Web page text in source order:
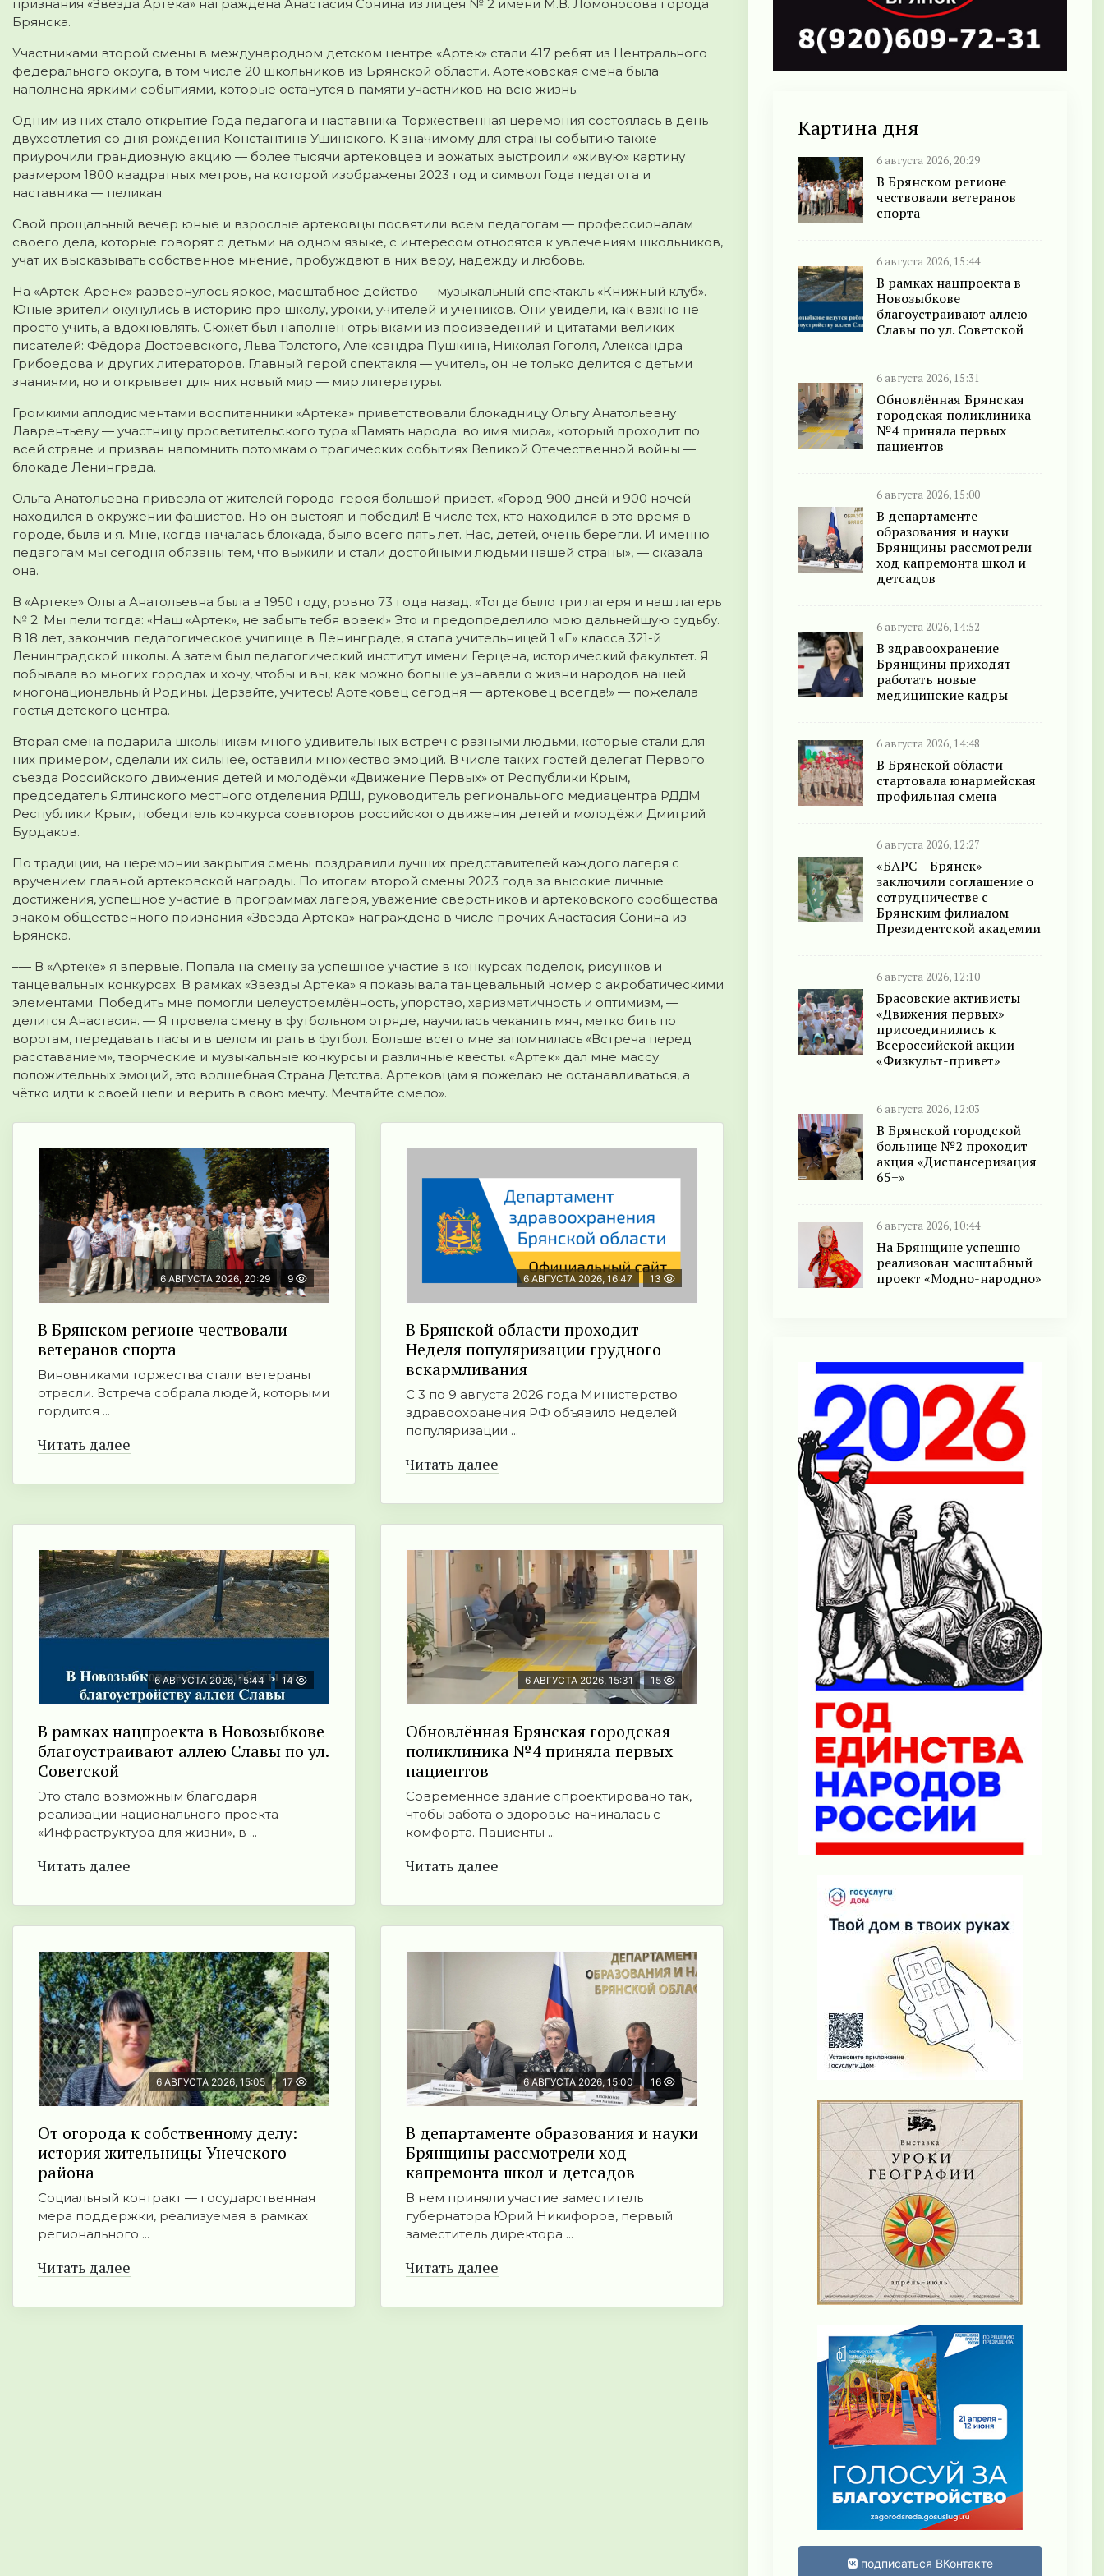
признания «Звезда Артека» награждена Анастасия Сонина из лицея № 2 имени М.В. Ломоносова города
Брянска.
Участниками второй смены в международном детском центре «Артек» стали 417 ребят из Центрального
федерального округа, в том числе 20 школьников из Брянской области. Артековская смена была
наполнена яркими событиями, которые останутся в памяти участников на всю жизнь.
Одним из них стало открытие Года педагога и наставника. Торжественная церемония состоялась в день
двухсотлетия со дня рождения Константина Ушинского. К значимому для страны событию также
приурочили грандиозную акцию — более тысячи артековцев и вожатых выстроили «живую» картину
размером 1800 квадратных метров, на которой изображены 2023 год и символ Года педагога и
наставника — пеликан.
Свой прощальный вечер юные и взрослые артековцы посвятили всем педагогам — профессионалам
своего дела, которые говорят с детьми на одном языке, с интересом относятся к увлечениям школьников,
учат их высказывать собственное мнение, пробуждают в них веру, надежду и любовь.
На «Артек-Арене» развернулось яркое, масштабное действо — музыкальный спектакль «Книжный клуб».
Юные зрители окунулись в историю про школу, уроки, учителей и учеников. Они увидели, как важно не
просто учить, а вдохновлять. Сюжет был наполнен отрывками из произведений и цитатами великих
писателей: Фёдора Достоевского, Льва Толстого, Александра Пушкина, Николая Гоголя, Александра
Грибоедова и других литераторов. Главный герой спектакля — учитель, он не только делится с детьми
знаниями, но и открывает для них новый мир — мир литературы.
Громкими аплодисментами воспитанники «Артека» приветствовали блокадницу Ольгу Анатольевну
Лаврентьеву — участницу просветительского тура «Память народа: во имя мира», который проходит по
всей стране и призван напомнить потомкам о трагических событиях Великой Отечественной войны —
блокаде Ленинграда.
Ольга Анатольевна привезла от жителей города-героя большой привет. «Город 900 дней и 900 ночей
находился в окружении фашистов. Но он выстоял и победил! В числе тех, кто находился в это время в
городе, была и я. Мне, когда началась блокада, было всего пять лет. Нас, детей, очень берегли. И именно
педагогам мы сегодня обязаны тем, что выжили и стали достойными людьми нашей страны», — сказала
она.
В «Артеке» Ольга Анатольевна была в 1950 году, ровно 73 года назад. «Тогда было три лагеря и наш лагерь
№ 2. Мы пели тогда: «Наш «Артек», не забыть тебя вовек!» Это и предопределило мою дальнейшую судьбу.
В 18 лет, закончив педагогическое училище в Ленинграде, я стала учительницей 1 «Г» класса 321-й
Ленинградской школы. А затем был педагогический институт имени Герцена, исторический факультет. Я
побывала во многих городах и хочу, чтобы и вы, как можно больше узнавали о жизни народов нашей
многонациональный Родины. Дерзайте, учитесь! Артековец сегодня — артековец всегда!» — пожелала
гостья детского центра.
Вторая смена подарила школьникам много удивительных встреч с разными людьми, которые стали для
них примером, сделали их сильнее, оставили множество эмоций. В числе таких гостей делегат Первого
съезда Российского движения детей и молодёжи «Движение Первых» от Республики Крым,
председатель Ялтинского местного отделения РДШ, руководитель регионального медиацентра РДДМ
Республики Крым, победитель конкурса соавторов российского движения детей и молодёжи Дмитрий
Бурдаков.
По традиции, на церемонии закрытия смены поздравили лучших представителей каждого лагеря с
вручением главной артековской награды. По итогам второй смены 2023 года за высокие личные
достижения, успешное участие в программах лагеря, уважение сверстников и артековского сообщества
знаком общественного признания «Звезда Артека» награждена в числе прочих Анастасия Сонина из
Брянска.
–— В «Артеке» я впервые. Попала на смену за успешное участие в конкурсах поделок, рисунков и
танцевальных конкурсах. В рамках «Звезды Артека» я показывала танцевальный номер с акробатическими
элементами. Победить мне помогли целеустремлённость, упорство, харизматичность и оптимизм, —
делится Анастасия. — Я провела смену в футбольном отряде, научилась чеканить мяч, метко бить по
воротам, передавать пасы и в целом играть в футбол. Больше всего мне запомнилась «Встреча перед
расставанием», творческие и музыкальные конкурсы и различные квесты. «Артек» дал мне массу
положительных эмоций, это волшебная Страна Детства. Артековцам я пожелаю не останавливаться, а
чётко идти к своей цели и верить в свою мечту. Мечтайте смело».
6 АВГУСТА 2026, 20:29 9
В Брянском регионе чествовали
ветеранов спорта
Виновниками торжества стали ветераны
отрасли. Встреча собрала людей, которыми
гордится ...
Читать далее
6 АВГУСТА 2026, 16:47 13
В Брянской области проходит
Неделя популяризации грудного
вскармливания
С 3 по 9 августа 2026 года Министерство
здравоохранения РФ объявило неделей
популяризации ...
Читать далее
6 АВГУСТА 2026, 15:44 14
В рамках нацпроекта в Новозыбкове
благоустраивают аллею Славы по ул.
Советской
Это стало возможным благодаря
реализации национального проекта
«Инфраструктура для жизни», в ...
Читать далее
6 АВГУСТА 2026, 15:31 15
Обновлённая Брянская городская
поликлиника №4 приняла первых
пациентов
Современное здание спроектировано так,
чтобы забота о здоровье начиналась с
комфорта. Пациенты ...
Читать далее
6 АВГУСТА 2026, 15:05 17
От огорода к собственному делу:
история жительницы Унечского
района
Социальный контракт — государственная
мера поддержки, реализуемая в рамках
регионального ...
Читать далее
6 АВГУСТА 2026, 15:00 16
В департаменте образования и науки
Брянщины рассмотрели ход
капремонта школ и детсадов
В нем приняли участие заместитель
губернатора Юрий Никифоров, первый
заместитель директора ...
Читать далее
Картина дня
6 августа 2026, 20:29
В Брянском регионе
чествовали ветеранов
спорта
6 августа 2026, 15:44
В рамках нацпроекта в
Новозыбкове
благоустраивают аллею
Славы по ул. Советской
6 августа 2026, 15:31
Обновлённая Брянская
городская поликлиника
№4 приняла первых
пациентов
6 августа 2026, 15:00
В департаменте
образования и науки
Брянщины рассмотрели
ход капремонта школ и
детсадов
6 августа 2026, 14:52
В здравоохранение
Брянщины приходят
работать новые
медицинские кадры
6 августа 2026, 14:48
В Брянской области
стартовала юнармейская
профильная смена
6 августа 2026, 12:27
«БАРС – Брянск»
заключили соглашение о
сотрудничестве с
Брянским филиалом
Президентской академии
6 августа 2026, 12:10
Брасовские активисты
«Движения первых»
присоединились к
Всероссийской акции
«Физкульт-привет»
6 августа 2026, 12:03
В Брянской городской
больнице №2 проходит
акция «Диспансеризация
65+»
6 августа 2026, 10:44
На Брянщине успешно
реализован масштабный
проект «Модно-народно»
подписаться ВКонтакте